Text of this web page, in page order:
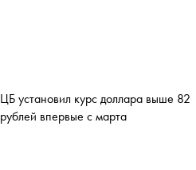
ЦБ установил курс доллара выше 82
рублей впервые с марта